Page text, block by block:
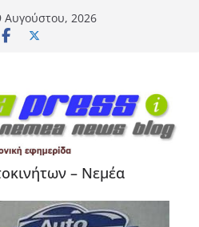
Αυγούστου, 2026
– Νεμέα